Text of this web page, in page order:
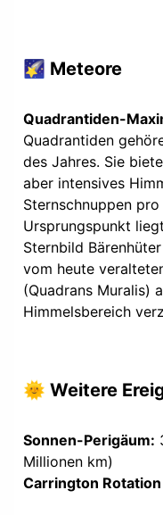
🌠 Meteore
Quadrantiden-
Quadrantiden
des Jahres. Sie
aber intensives
Sternschnuppen
Ursprungspunkt
Sternbild
vom heute
(Quadrans Muralis)
Himmelsbereich
🌞 Weitere
Sonnen-Perigäum:
Millionen km)
Carrington